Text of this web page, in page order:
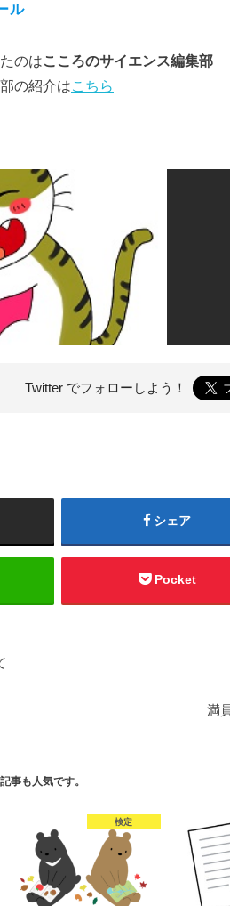
ル
のはこころのサイエンス編集部
の紹介は こちら
Twitter でフォローしよう！
シェア
Pocket
満
事も人気です。
検定